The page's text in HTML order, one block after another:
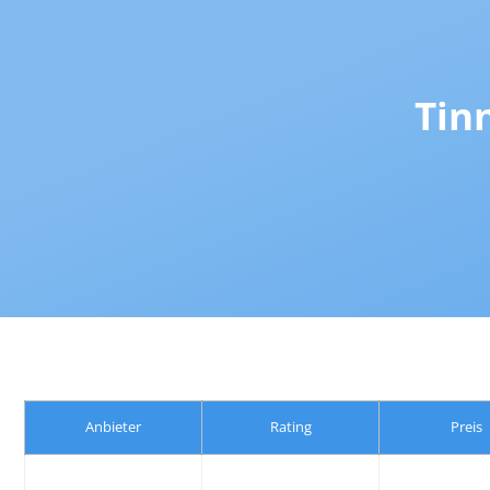
Anbieter Rating Preis